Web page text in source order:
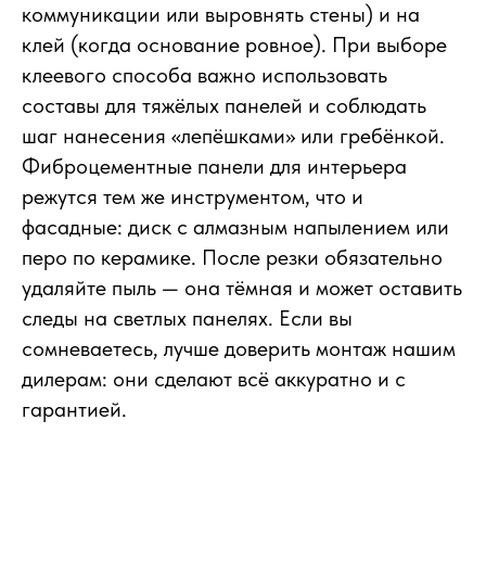
коммуникации или выровнять стены) и на
клей (когда основание ровное). При выборе
клеевого способа важно использовать
составы для тяжёлых панелей и соблюдать
шаг нанесения «лепёшками» или гребёнкой.
Фиброцементные панели для интерьера
режутся тем же инструментом, что и
фасадные: диск с алмазным напылением или
перо по керамике. После резки обязательно
удаляйте пыль — она тёмная и может оставить
следы на светлых панелях. Если вы
сомневаетесь, лучше доверить монтаж нашим
дилерам: они сделают всё аккуратно и с
гарантией.